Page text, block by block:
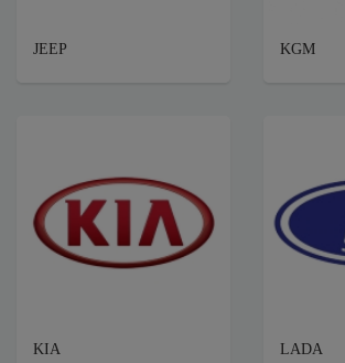
JEEP KGM
KIA LADA